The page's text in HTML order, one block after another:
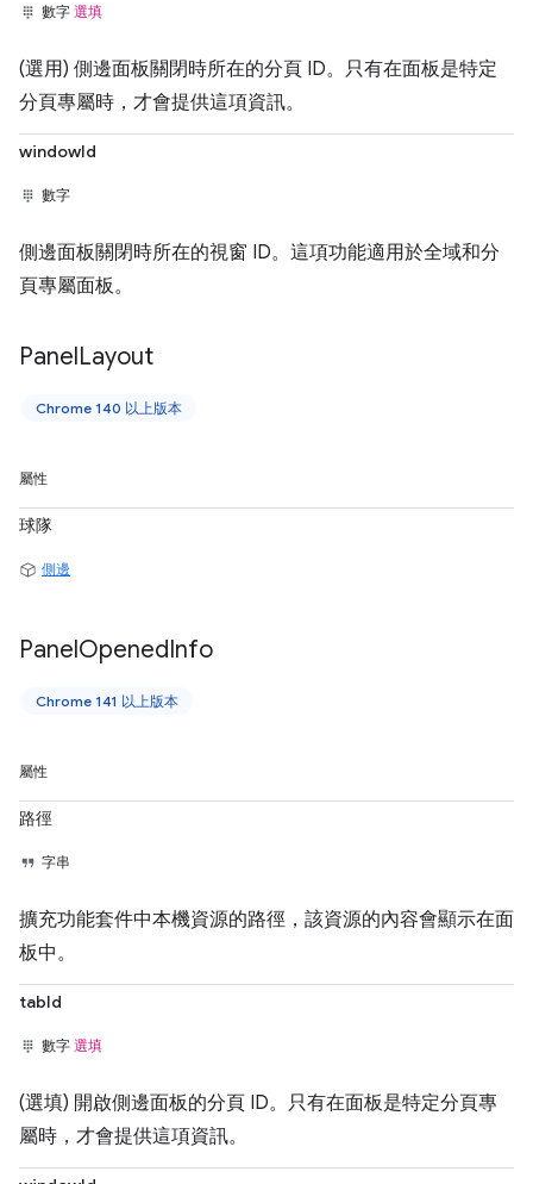
數字 選填
(選用) 側邊面板關閉時所在的分頁 ID。只有在面板是特定
分頁專屬時，才會提供這項資訊。
windowId
數字
側邊面板關閉時所在的視窗 ID。這項功能適用於全域和分
頁專屬面板。
PanelLayout
Chrome 140 以上版本
屬性
球隊
側邊
PanelOpenedInfo
Chrome 141 以上版本
屬性
路徑
字串
擴充功能套件中本機資源的路徑，該資源的內容會顯示在面
板中。
tabId
數字 選填
(選填) 開啟側邊面板的分頁 ID。只有在面板是特定分頁專
屬時，才會提供這項資訊。